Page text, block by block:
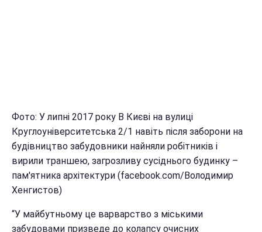
Фото: У липні 2017 року В Києві на вулиці
Круглоуніверситетська 2/1 навіть після заборони на
будівництво забудовники найняли робітників і
вирили траншею, загрозливу сусіднього будинку –
пам'ятника архітектури (facebook.com/Володимир
Хенгистов)
“У майбутньому це варварство з міськими
забудовами призведе до колапсу очисних